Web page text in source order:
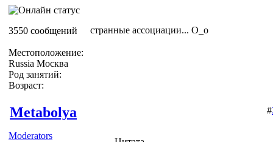
3550 сообщений
Местоположение:
Russia Москва
Род занятий:
Возраст:
странные ассоциации... О_о
Metabolya
Moderators
#